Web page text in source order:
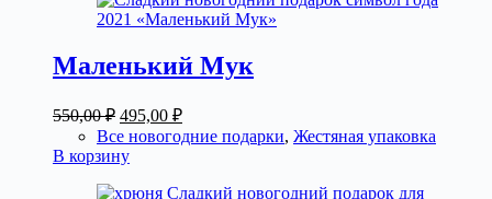
Маленький Мук
550,00₽ Первоначальная
цена
составляла
495,00 ₽Текущая
цена:
Все новогодние подарки, Жестяная упаковка
В корзину